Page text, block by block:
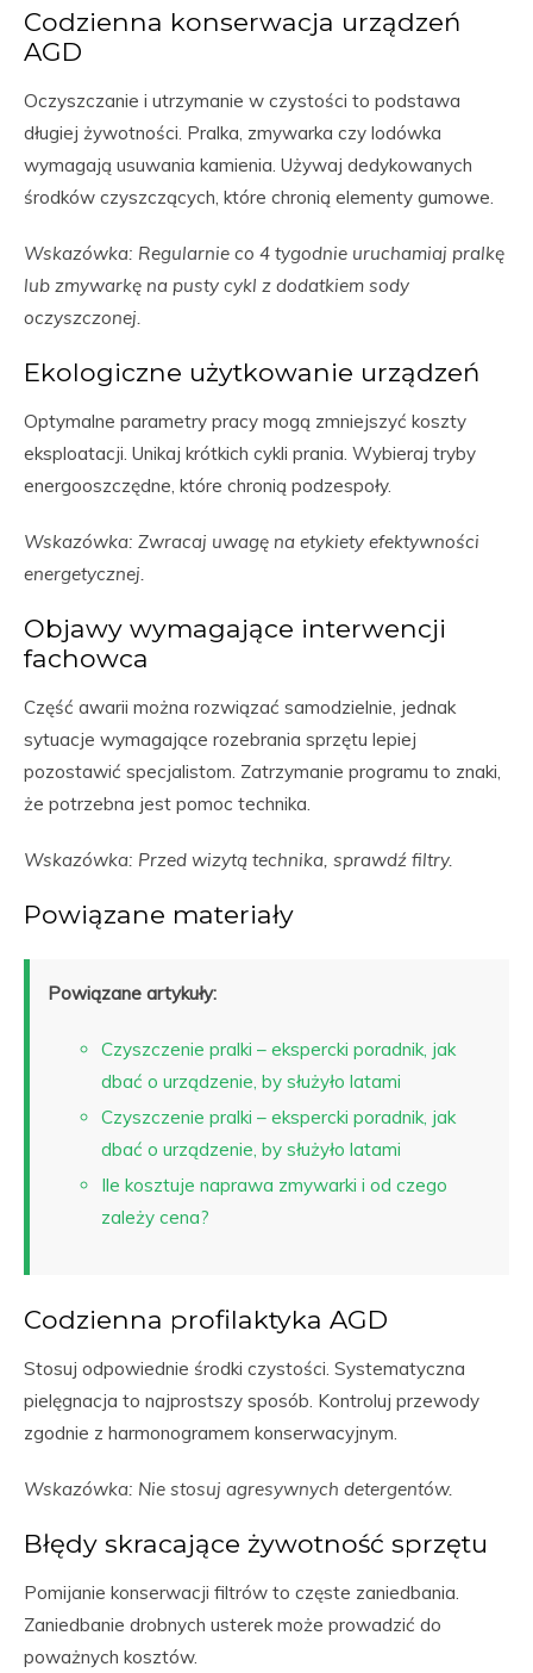
Codzienna konserwacja urządzeń
AGD
Oczyszczanie i utrzymanie w czystości to podstawa
długiej żywotności. Pralka, zmywarka czy lodówka
wymagają usuwania kamienia. Używaj dedykowanych
środków czyszczących, które chronią elementy gumowe.
Wskazówka: Regularnie co 4 tygodnie uruchamiaj pralkę
lub zmywarkę na pusty cykl z dodatkiem sody
oczyszczonej.
Ekologiczne użytkowanie urządzeń
Optymalne parametry pracy mogą zmniejszyć koszty
eksploatacji. Unikaj krótkich cykli prania. Wybieraj tryby
energooszczędne, które chronią podzespoły.
Wskazówka: Zwracaj uwagę na etykiety efektywności
energetycznej.
Objawy wymagające interwencji
fachowca
Część awarii można rozwiązać samodzielnie, jednak
sytuacje wymagające rozebrania sprzętu lepiej
pozostawić specjalistom. Zatrzymanie programu to znaki,
że potrzebna jest pomoc technika.
Wskazówka: Przed wizytą technika, sprawdź filtry.
Powiązane materiały
Powiązane artykuły:
Czyszczenie pralki – ekspercki poradnik, jak
dbać o urządzenie, by służyło latami
Czyszczenie pralki – ekspercki poradnik, jak
dbać o urządzenie, by służyło latami
Ile kosztuje naprawa zmywarki i od czego
zależy cena?
Codzienna profilaktyka AGD
Stosuj odpowiednie środki czystości. Systematyczna
pielęgnacja to najprostszy sposób. Kontroluj przewody
zgodnie z harmonogramem konserwacyjnym.
Wskazówka: Nie stosuj agresywnych detergentów.
Błędy skracające żywotność sprzętu
Pomijanie konserwacji filtrów to częste zaniedbania.
Zaniedbanie drobnych usterek może prowadzić do
poważnych kosztów.